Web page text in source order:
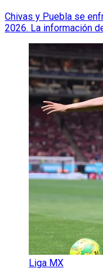
Chivas y Puebla se
2026. La información
Liga MX